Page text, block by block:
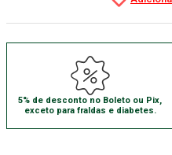
5% de desconto no Boleto ou Pix,
exceto para fraldas e diabetes.